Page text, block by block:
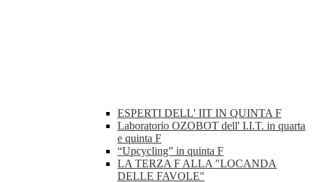
ESPERTI DELL' IIT IN QUINTA F
Laboratorio OZOBOT dell' I.I.T. in quarta
e quinta F
“Upcycling” in quinta F
LA TERZA F ALLA "LOCANDA
DELLE FAVOLE"